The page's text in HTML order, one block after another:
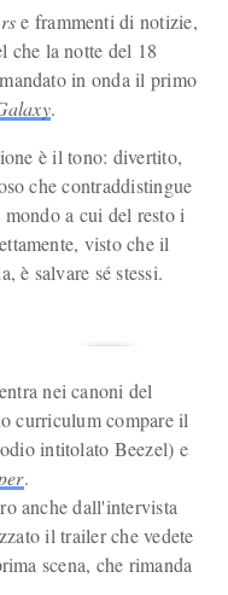
e frammenti di notizie,
che la notte del 18
in onda il primo
.
è il tono: divertito,
che contraddistingue
a cui del resto i
visto che il
è salvare sé stessi.
nei canoni del
curriculum compare il
intitolato Beezel) e
.
anche dall'intervista
il trailer che vedete
scena, che rimanda